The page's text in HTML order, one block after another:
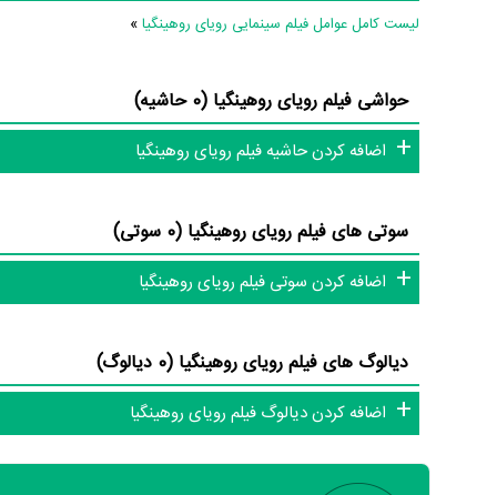
لیست کامل عوامل فیلم سینمایی رویای روهینگیا»
حواشی فیلم رویای روهینگیا (0 حاشیه)
اضافه کردن حاشیه فیلم رویای روهینگیا
سوتی های فیلم رویای روهینگیا (0 سوتی)
اضافه کردن سوتی فیلم رویای روهینگیا
دیالوگ های فیلم رویای روهینگیا (0 دیالوگ)
اضافه کردن دیالوگ فیلم رویای روهینگیا